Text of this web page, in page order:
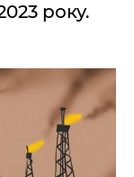
року.